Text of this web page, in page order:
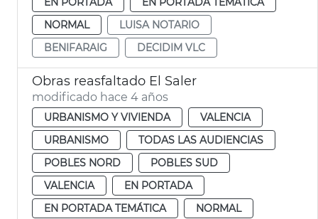
NORMAL
LUISA NOTARIO
BENIFARAIG
DECIDIM VLC
Obras reasfaltado El Saler
modificado hace 4 años
URBANISMO Y VIVIENDA
VALENCIA
URBANISMO
TODAS LAS AUDIENCIAS
POBLES NORD
POBLES SUD
VALENCIA
EN PORTADA
EN PORTADA TEMÁTICA
NORMAL